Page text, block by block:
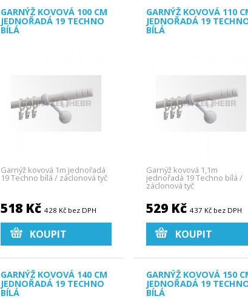
GARNÝŽ KOVOVÁ 100 CM
JEDNOŘADÁ 19 TECHNO
BÍLÁ
Garnýž kovová 1m jednořadá
19 Techno bílá / záclonová tyč
518 Kč428 Kč bez DPH
KOUPIT
GARNÝŽ KOVOVÁ 110
JEDNOŘADÁ 19
BÍLÁ
Garnýž kovová 1,1m
jednořadá 19 Techno bílá /
záclonová tyč
529 Kč 437 Kč bez DPH
KOUPIT
GARNÝŽ KOVOVÁ 140 CM
JEDNOŘADÁ 19 TECHNO
BÍLÁ
GARNÝŽ KOVOVÁ 150
JEDNOŘADÁ 19
BÍLÁ